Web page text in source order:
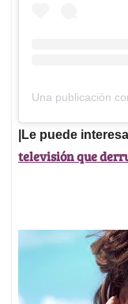
Una publicación
|Le puede
televisión que